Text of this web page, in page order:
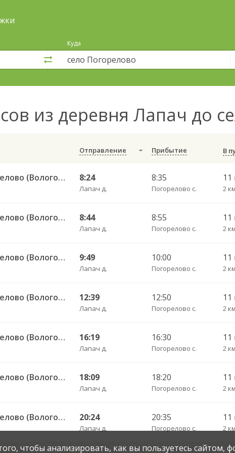
Куда
из деревня Лапач до
Отправление Прибытие В
Вологда АВ — Погорелово (Вологодский) ч/з Новый Источник 422 8:24
Лапач д.
8:35
Погорелово с. 2 км
Вологда АВ — Погорелово (Вологодский) ч/з Новый Источник 422 8:44
Лапач д.
8:55
Погорелово с. 2 км
Вологда АВ — Погорелово (Вологодский) ч/з Новый Источник 422 9:49
Лапач д.
10:00
Погорелово с. 2 км
Вологда АВ — Погорелово (Вологодский) ч/з Новый Источник 422 12:39
Лапач д.
12:50
Погорелово с. 2 км
Вологда АВ — Погорелово (Вологодский) ч/з Новый Источник 422 16:19
Лапач д.
16:30
Погорелово с. 2 км
Вологда АВ — Погорелово (Вологодский) ч/з Новый Источник 422 18:09
Лапач д.
18:20
Погорелово с. 2 км
Вологда АВ — Погорелово (Вологодский) ч/з Новый Источник 422 20:24
Лапач д.
20:35
Погорелово с. 2 км
чтобы анализировать, как вы пользуетесь сайтом,